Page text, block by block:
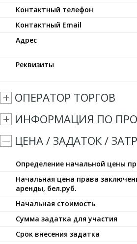
Контактный телефон
Контактный Email
Адрес
Реквизиты
ОПЕРАТОР ТОРГОВ
ИНФОРМАЦИЯ ПО
ЦЕНА / ЗАДАТОК /
Определение начальной цены
Начальная цена права
аренды, бел.руб.
Начальная стоимость
Сумма задатка для участия
Срок внесения задатка